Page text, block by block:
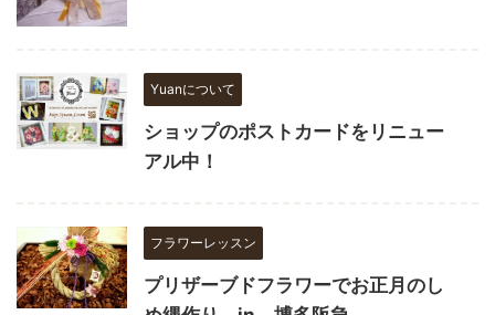
Yuanについて
ショップのポストカードをリニュー
アル中！
フラワーレッスン
プリザーブドフラワーでお正月のし